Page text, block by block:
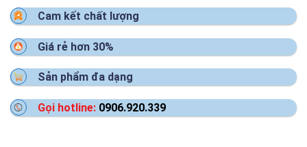
Cam kết chất lượng
Giá rẻ hơn 30%
Sản phẩm đa dạng
Gọi hotline: 0906.920.339